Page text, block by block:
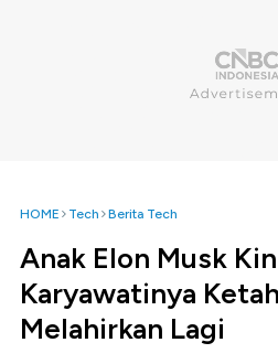
HOME Tech Berita Tech
Anak Elon Musk
Karyawatinya
Melahirkan Lagi